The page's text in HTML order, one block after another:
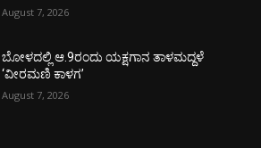
August 7, 2026
ಬೋಳದಲ್ಲಿ ಆ.9ರಂದು ಯಕ್ಷಗಾನ ತಾಳಮದ್ದಳೆ
‘ವೀರಮಣಿ ಕಾಳಗ’
August 7, 2026